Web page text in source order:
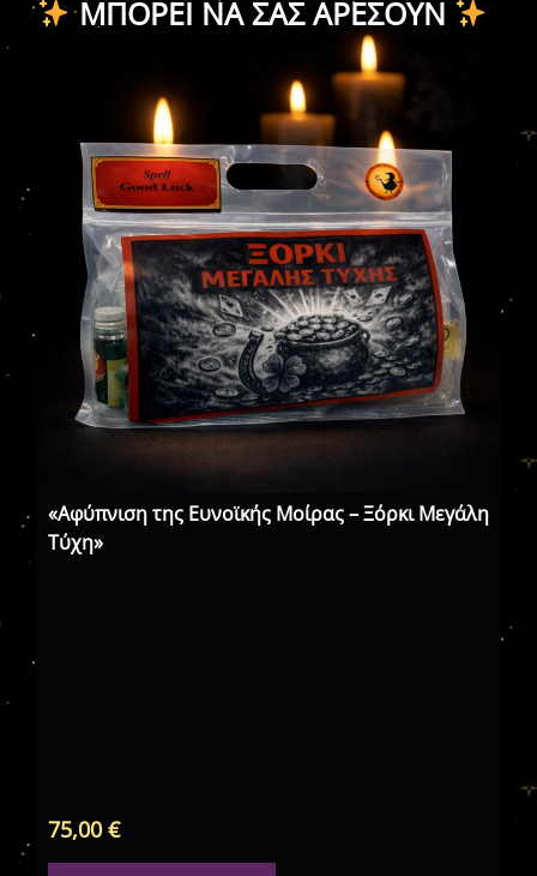
ΜΠΟΡΕΊ ΝΑ ΣΑΣ ΑΡΈΣΟΥΝ
«Αφύπνιση της Ευνοϊκής Μοίρας – Ξόρκι Μεγάλη
Τύχη»
75,00€